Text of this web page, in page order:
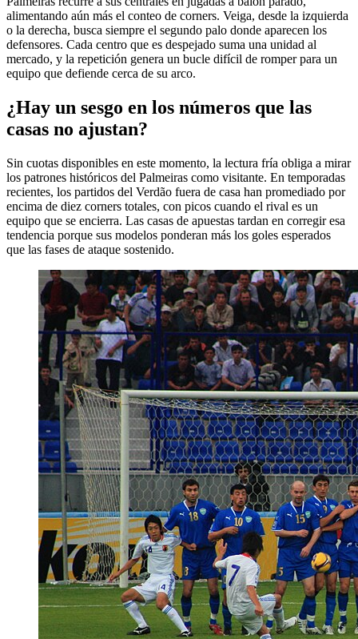
alimentando aún más el conteo de corners. Veiga, desde la izquierda
o la derecha, busca siempre el segundo palo donde aparecen los
defensores. Cada centro que es despejado suma una unidad al
mercado, y la repetición genera un bucle difícil de romper para un
equipo que defiende cerca de su arco.
¿Hay un sesgo en los números que las
casas no ajustan?
Sin cuotas disponibles en este momento, la lectura fría obliga a mirar
los patrones históricos del Palmeiras como visitante. En temporadas
recientes, los partidos del Verdão fuera de casa han promediado por
encima de diez corners totales, con picos cuando el rival es un
equipo que se encierra. Las casas de apuestas tardan en corregir esa
tendencia porque sus modelos ponderan más los goles esperados
que las fases de ataque sostenido.